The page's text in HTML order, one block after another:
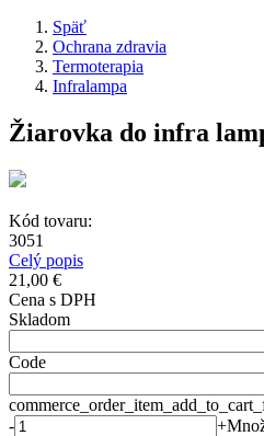
Späť
Ochrana zdravia
Termoterapia
Infralampa
Žiarovka do infra
Kód tovaru:
3051
Celý popis
21,00 €
Cena s DPH
Skladom
Code
-
+